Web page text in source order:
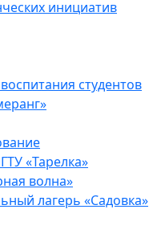
инициатив
студентов
«Тарелка»
волна»
лагерь «Садовка»